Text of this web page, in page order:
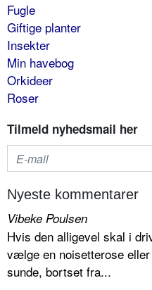
Fugle
Giftige planter
Insekter
Min havebog
Orkideer
Roser
Tilmeld nyhedsmail her
Nyeste kommentarer
Vibeke Poulsen
Hvis den alligevel skal i
vælge en noisetterose
sunde, bortset fra...